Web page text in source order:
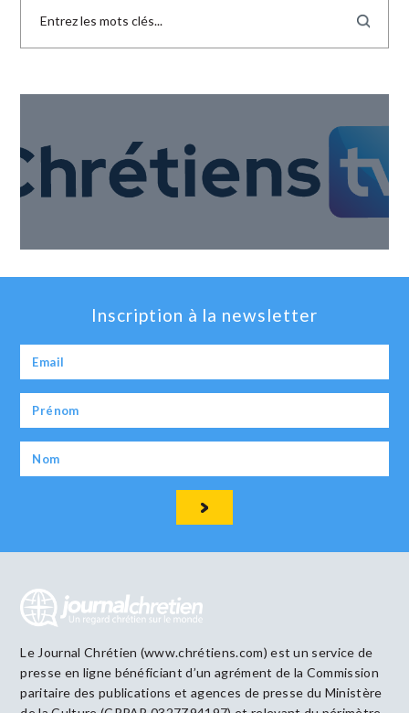
Inscription à la newsletter
Le Journal Chrétien (www.chrétiens.com) est un service de
presse en ligne bénéficiant d’un agrément de la Commission
paritaire des publications et agences de presse du Ministère